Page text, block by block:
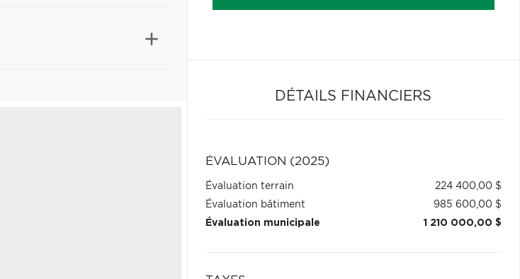
DÉTAILS FINANCIERS
ÉVALUATION (2025)
Évaluation terrain
224 400,00 $
Évaluation bâtiment
985 600,00 $
Évaluation municipale
1 210 000,00 $